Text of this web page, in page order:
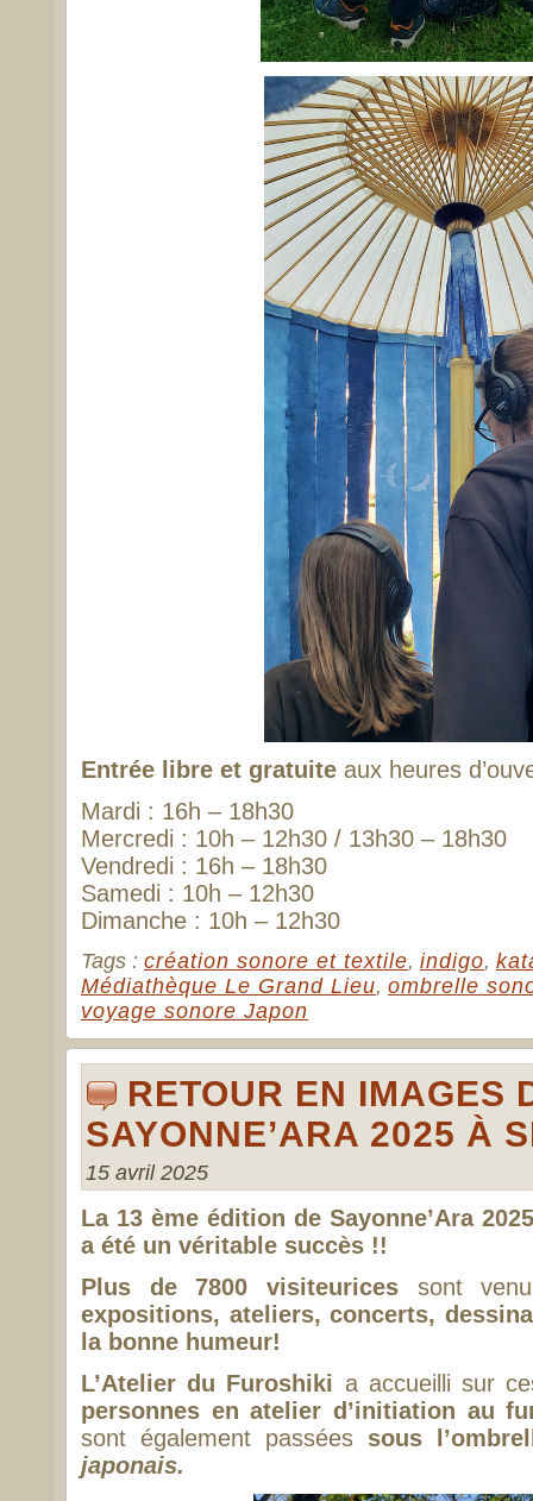
Entrée libre et gratuite aux heures
Mardi : 16h – 18h30
Mercredi : 10h – 12h30 / 13h30 – 18h30
Vendredi : 16h – 18h30
Samedi : 10h – 12h30
Dimanche : 10h – 12h30
Tags : création sonore et textile, indigo,
Médiathèque Le Grand Lieu, ombrelle
voyage sonore Japon
RETOUR EN IMAGES
SAYONNE’ARA 2025 À
15 avril 2025
La 13 ème édition de Sayonne’Ara
a été un véritable succès !!
Plus de 7800 visiteuricessont
expositions, ateliers, concerts,
la bonne humeur!
L’Atelier du Furoshiki a accueilli sur
personnes en atelier d’initiation au
sont également passées sous
japonais.